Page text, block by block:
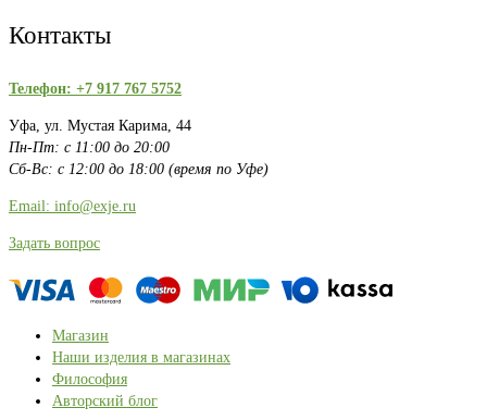
Контакты
Телефон: +7 917 767 5752
Уфа, ул. Мустая Карима, 44
Пн-Пт: с 11:00 до 20:00
Сб-Вс: с 12:00 до 18:00 (время по Уфе)
Email: info@exje.ru
Задать вопрос
Магазин
Наши изделия в магазинах
Философия
Авторский блог